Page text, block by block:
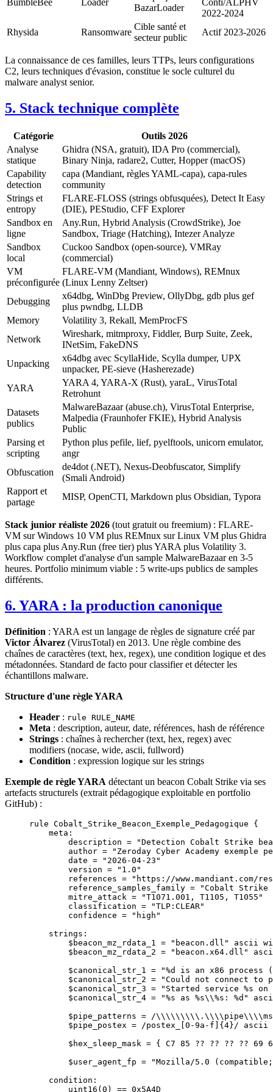
BumbleBee Loader
BazarLoader
Conti/ALPHV
2022-2024
Rhysida
Ransomware
Cible santé et
secteur public
Actif 2023-2026
La connaissance de ces familles, leurs TTPs, leurs configurations
C2, leurs techniques d'évasion, constitue le socle culturel du
malware analyst senior.
5. Stack technique complète
Catégorie
Outils 2026
Analyse
statique
Ghidra (NSA, gratuit), IDA Pro (commercial),
Binary Ninja, radare2, Cutter, Hopper (macOS)
Capability
detection
capa (Mandiant, règles YAML-capa), capa-rules
community
Strings et
entropy
FLARE-FLOSS (strings obfusquées), Detect It Easy
(DIE), PEStudio, CFF Explorer
Sandbox en
ligne
Any.Run, Hybrid Analysis (CrowdStrike), Joe
Sandbox, Triage (Hatching), Intezer Analyze
Sandbox
local
Cuckoo Sandbox (open-source), VMRay
(commercial)
VM
préconfigurée
FLARE-VM (Mandiant, Windows), REMnux
(Linux Lenny Zeltser)
Debugging
x64dbg, WinDbg Preview, OllyDbg, gdb plus gef
plus pwndbg, LLDB
Memory
Volatility 3, Rekall, MemProcFS
Network
Wireshark, mitmproxy, Fiddler, Burp Suite, Zeek,
INetSim, FakeDNS
Unpacking
x64dbg avec ScyllaHide, Scylla dumper, UPX
unpacker, PE-sieve (Hasherezade)
YARA
YARA 4, YARA-X (Rust), yaraL, VirusTotal
Retrohunt
Datasets
publics
MalwareBazaar (abuse.ch), VirusTotal Enterprise,
Malpedia (Fraunhofer FKIE), Hybrid Analysis
Public
Parsing et
scripting
Python plus pefile, lief, pyelftools, unicorn emulator,
angr
Obfuscation
de4dot (.NET), Nexus-Deobfuscator, Simplify
(Smali Android)
Rapport et
partage
MISP, OpenCTI, Markdown plus Obsidian, Typora
Stack junior réaliste 2026 (tout gratuit ou freemium) : FLARE-
VM sur Windows 10 VM plus REMnux sur Linux VM plus Ghidra
plus capa plus Any.Run (free tier) plus YARA plus Volatility 3.
Workflow complet d'analyse d'un sample MalwareBazaar en 3-5
heures. Portfolio minimum viable : 5 write-ups publics de samples
différents.
6. YARA : la production canonique
Définition : YARA est un langage de règles de signature créé par
Victor Álvarez (VirusTotal) en 2013. Une règle combine des
chaînes de caractères (text, hex, regex), une condition logique et des
métadonnées. Standard de facto pour classifier et détecter les
échantillons malware.
Structure d'une règle YARA
Header : rule RULE_NAME
Meta : description, auteur, date, références, hash de référence
Strings : chaînes à rechercher (text, hex, regex) avec
modifiers (nocase, wide, ascii, fullword)
Condition : expression logique sur les strings
Exemple de règle YARA détectant un beacon Cobalt Strike via ses
artefacts structurels (extrait pédagogique exploitable en portfolio
GitHub) :
rule Cobalt_Strike_Beacon_Exemple_Pedagogique {
    meta:
description = "Detection Cobalt Strike
author = "Zeroday Cyber Academy exemple
        date = "2026-04-23"
        version = "1.0"
references = "https://www.mandiant.com/
reference_samples_family = "Cobalt Strike
        mitre_attack = "T1071.001, T1105, T1055"
        classification = "TLP:CLEAR"
        confidence = "high"
    strings:
$beacon_mz_rdata_1 = "beacon.dll" ascii
$beacon_mz_rdata_2 = "beacon.x64.dll"
$canonical_str_1 = "%d is an x86 process
$canonical_str_2 = "Could not connect to
$canonical_str_3 = "Started service %s on
$canonical_str_4 = "%s as %s\\%s: %d"
$pipe_patterns = /
        $pipe_postex = /postex_[0-9a-f]{4}/ ascii
$hex_sleep_mask = { C7 85 ?? ?? ?? ?? 69
$user_agent_fp = "Mozilla/5.0
    condition:
        uint16(0) == 0x5A4D